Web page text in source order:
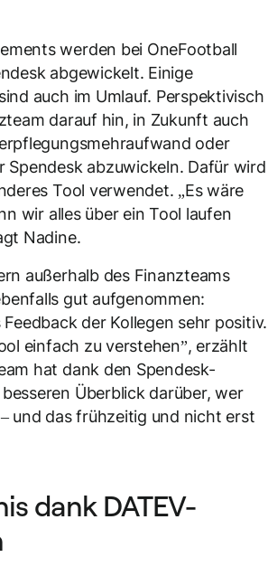
werden bei OneFootball
abgewickelt. Einige
auch im Umlauf. Perspektivisch
darauf hin, in Zukunft auch
oder
Spendesk abzuwickeln. Dafür wird
Tool verwendet. „Es wäre
wir alles über ein Tool laufen
Nadine.
außerhalb des Finanzteams
gut aufgenommen:
der Kollegen sehr positiv.
einfach zu verstehen”, erzählt
hat dank den Spendesk-
Überblick darüber, wer
und das frühzeitig und nicht erst
dank DATEV-